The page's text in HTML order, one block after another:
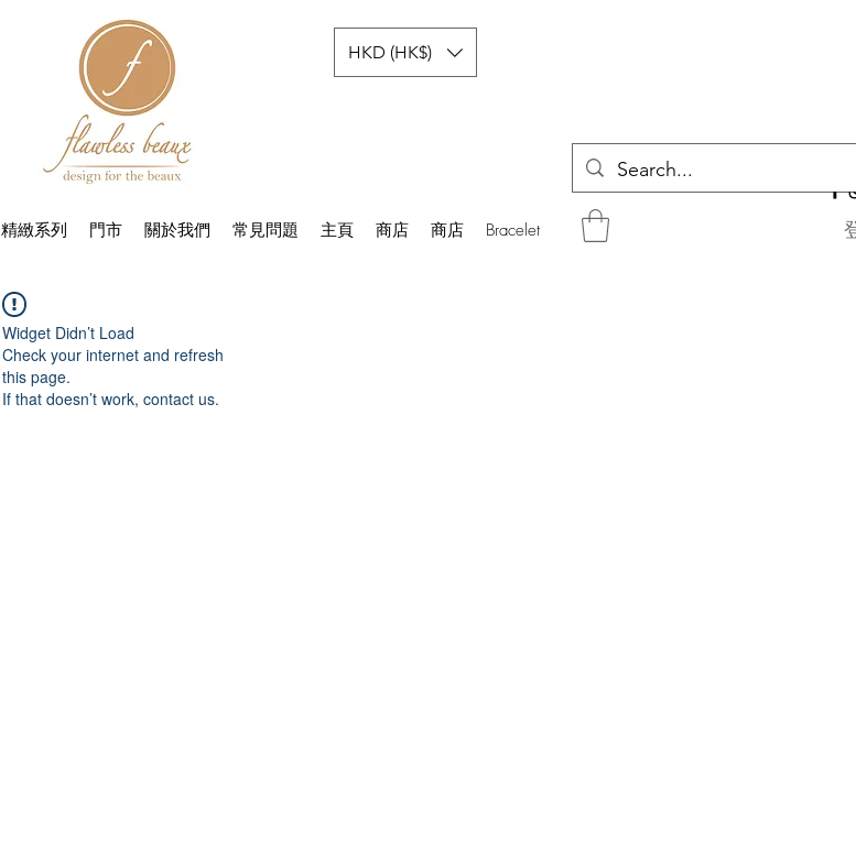
精緻系列 門市 關於我們 常見問題 主頁 商店 商店 Bracelet
HKD (HK$)
Widget Didn’t Load
Check your internet and refresh
this page.
If that doesn’t work, contact us.